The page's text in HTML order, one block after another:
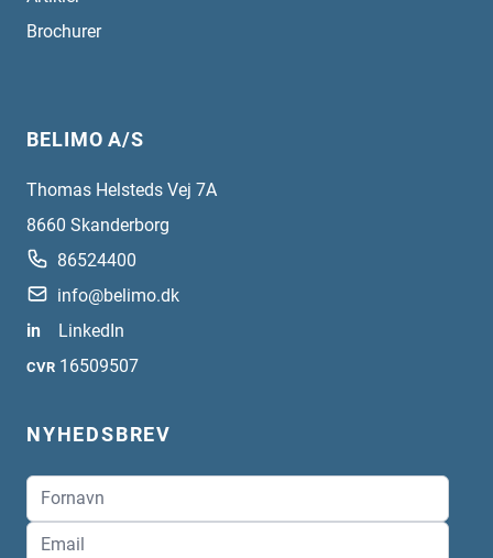
Brochurer
BELIMO A/S
Thomas Helsteds Vej 7A
8660 Skanderborg
86524400
info@belimo.dk
in
LinkedIn
CVR 16509507
NYHEDSBREV